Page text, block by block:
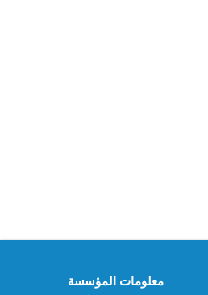
معلومات المؤسسة